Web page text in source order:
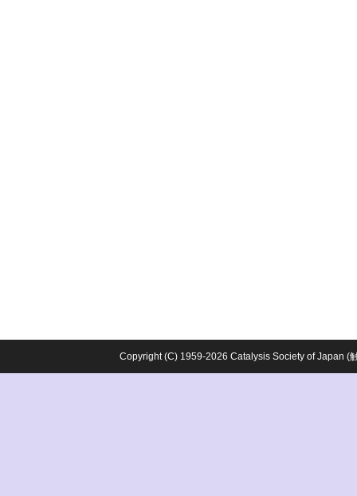
Copyright (C) 1959-2026 Catalysis Society of Japan (